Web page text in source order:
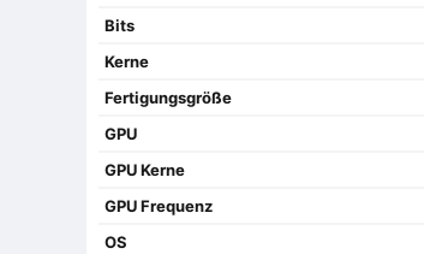
Bits
Kerne
Fertigungsgröße
GPU
GPU Kerne
GPU Frequenz
OS